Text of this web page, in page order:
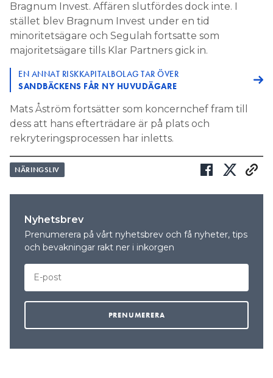
Bragnum Invest. Affären slutfördes dock inte. I
stället blev Bragnum Invest under en tid
minoritetsägare och Segulah fortsatte som
majoritetsägare tills Klar Partners gick in.
EN ANNAT RISKKAPITALBOLAG TAR ÖVER
SANDBÄCKENS FÅR NY HUVUDÄGARE
Mats Åström fortsätter som koncernchef fram till
dess att hans efterträdare är på plats och
rekryteringsprocessen har inletts.
NÄRINGSLIV
Nyhetsbrev
Prenumerera på vårt nyhetsbrev och få nyheter, tips
och bevakningar rakt ner i inkorgen